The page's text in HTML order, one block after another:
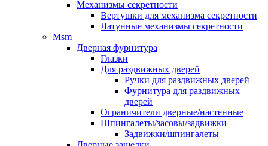
Механизмы секретности
Вертушки для механизма секретности
Латунные механизмы секретности
Msm
Дверная фурнитура
Глазки
Для раздвижных дверей
Ручки для раздвижных дверей
Фурнитура для раздвижных
дверей
Ограничители дверные/настенные
Шпингалеты/засовы/задвижки
Задвижки/шпингалеты